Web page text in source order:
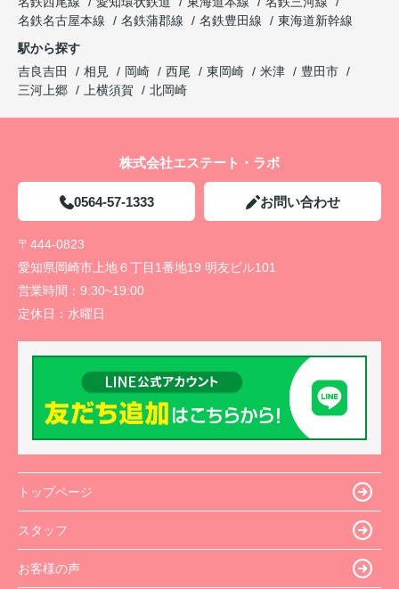
名鉄名古屋本線
名鉄蒲郡線 名鉄豊田線
東海道新幹線
駅から探す
吉良吉田
相見 岡崎 西尾 東岡崎 米津
豊田市
三河上郷
上横須賀 北岡崎
株式会社エステート・ラボ
0564-57-1333 お問い合わせ
〒444-0823
愛知県岡崎市上地６丁目1番地19 明友ビル101
営業時間： 9:30~19:00
定休日： 水曜日
トップページ
スタッフ
お客様の声